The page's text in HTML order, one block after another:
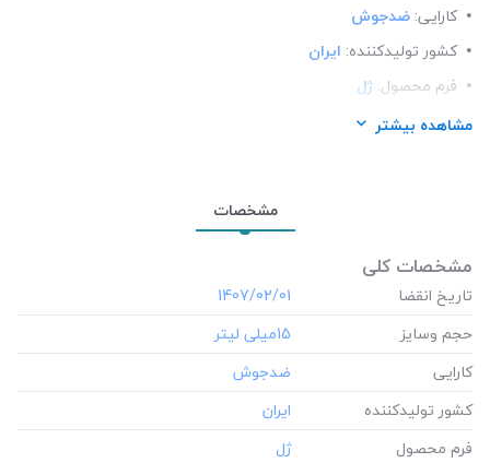
کارایی: ضدجوش
کشور تولید‎کننده:
ایران
فرم محصول: ژل
برند:اویدرم (Eviderm)
مشاهده بیشتر
مشخصات
مشخصات کلی
تاریخ انقضا
‎1407/02/01
حجم وسایز
‎15میلی لیتر
کارایی
کشور تولید‎کننده
فرم محصول